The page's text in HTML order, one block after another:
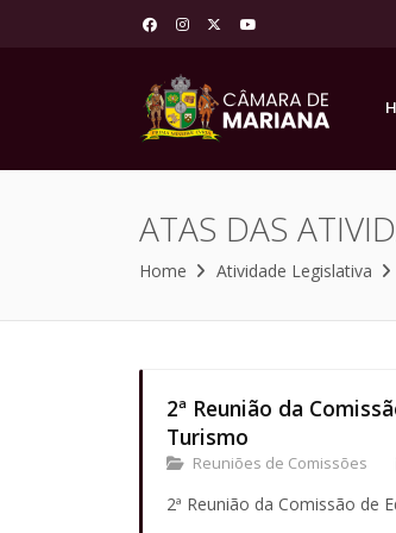
ATAS DAS
Home Atividade Legislativa
2ª Reunião da
Turismo
Reuniões de Comissões
2ª Reunião da Comissão de